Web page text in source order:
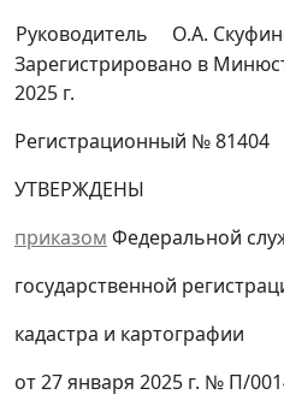
Руководитель
О.А.
Зарегистрировано в
2025 г.
Регистрационный № 81404
УТВЕРЖДЕНЫ
приказом Федеральной
государственной
кадастра и картографии
от 27 января 2025 г. № П/